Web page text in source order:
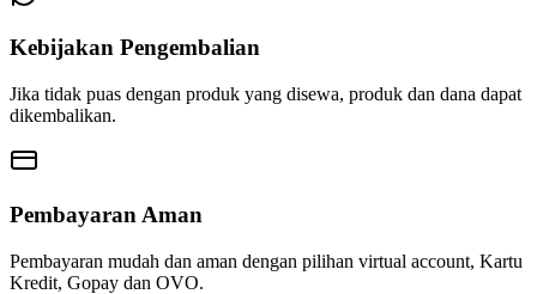
Kebijakan Pengembalian
Jika tidak puas dengan produk yang disewa, produk dan dana dapat
dikembalikan.
Pembayaran Aman
Pembayaran mudah dan aman dengan pilihan virtual account, Kartu
Kredit, Gopay dan OVO.